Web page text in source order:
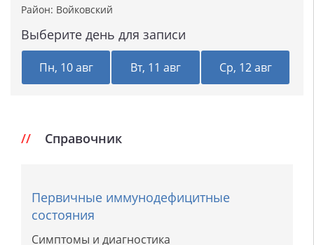
Район: Войковский
Выберите день для записи
Пн, 10 авг Вт, 11 авг Ср, 12 авг
Справочник
Первичные иммунодефицитные
состояния
Симптомы и диагностика